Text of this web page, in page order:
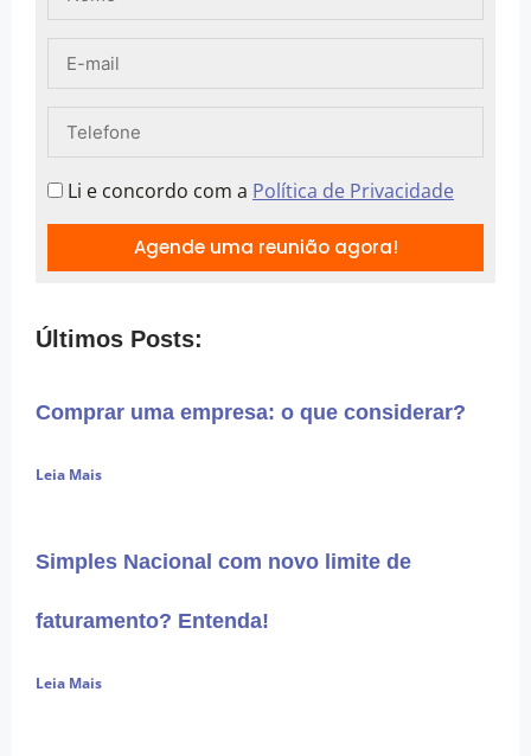
Li e concordo com a Política de Privacidade
Agende uma reunião agora!
Últimos Posts:
Comprar uma empresa: o que considerar?
Leia Mais
Simples Nacional com novo limite de
faturamento? Entenda!
Leia Mais